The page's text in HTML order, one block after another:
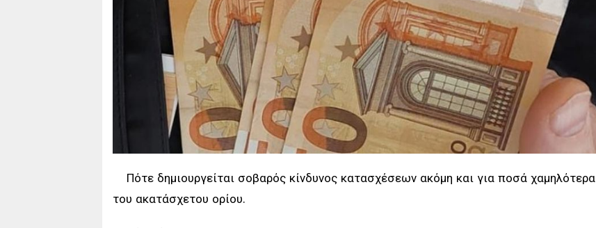
Πότε δημιουργείται σοβαρός κίνδυνος κατασχέσεων ακόμη και για ποσά χαμηλότερα
του ακατάσχετου ορίου.